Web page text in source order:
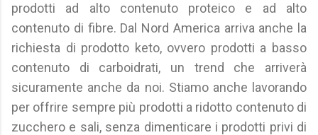
prodotti ad alto contenuto proteico e ad alto
contenuto di fibre. Dal Nord America arriva anche la
richiesta di prodotto keto, ovvero prodotti a basso
contenuto di carboidrati, un trend che arriverà
sicuramente anche da noi. Stiamo anche lavorando
per offrire sempre più prodotti a ridotto contenuto di
zucchero e sali, senza dimenticare i prodotti privi di